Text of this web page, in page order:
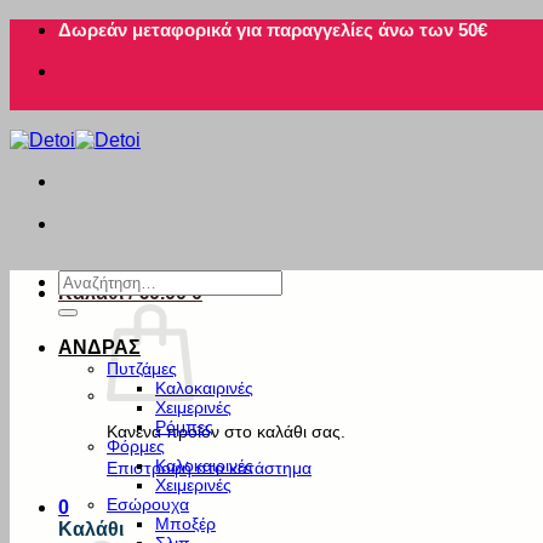
Μετάβαση
περιεχόμενο
Δωρεάν μεταφορικά για παραγγελίες άνω των 50€
Καλάθι /€0.00 0
Κανένα προϊόν στο καλάθι σας.
Επιστροφή στο κατάστημα
0
Καλάθι
Αναζήτηση
για:
ΑΝΔΡΑΣ
Πυτζάμες
Καλοκαιρινές
Χειμερινές
Ρόμπες
Φόρμες
Καλοκαιρινές
Χειμερινές
Εσώρουχα
Μποξέρ